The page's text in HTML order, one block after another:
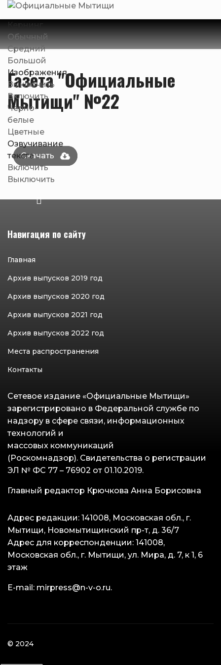
Кернинг
Обычный
Средний
Большой
Изображения
Выключить
Включить
Черно-
белые
Цветные
Озвучивание
текста
Включить
Выключить
Газета "Официальные
Мытищи" №22
Навигация по сайту
Главная
Архив выпусков 2019 год
Архив выпусков 2020 год
Архив выпусков 2021 год
Архив выпусков 2022 год
Места распространения
Контакты
Сетевое издание «Официальные Мытищи»
зарегистрировано в Федеральной службе по
надзору в сфере связи, информационных
технологий и
массовых коммуникаций
(Роскомнадзор). Свидетельства о регистрации
ЭЛ № ФС 77 – 76902 от 01.10.2019.
Главный редактор Крючкова Анна Борисовна
Адрес редакции: 141008, Московская обл., г.
Мытищи, Новомытищинский пр-т, д. 36/7
Адрес для корреспонденции: 141008,
Московская обл., г. Мытищи, ул. Мира, д. 7, к 1, 6
этаж
E-mail: mirpress@n-v-o.ru.
© 2024